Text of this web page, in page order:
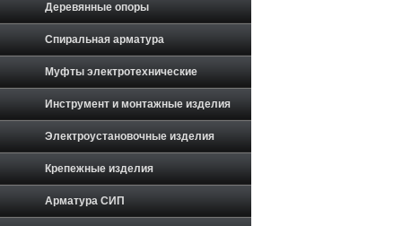
Деревянные опоры
Спиральная арматура
Муфты электротехнические
Инструмент и монтажные изделия
Электроустановочные изделия
Крепежные изделия
Арматура СИП